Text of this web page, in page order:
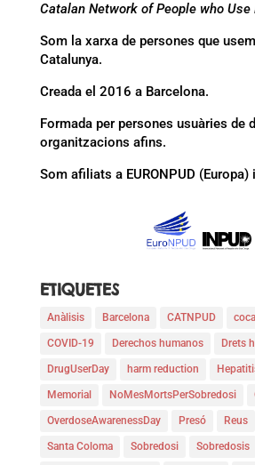
Catalan Network of People who Use
Som la xarxa de persones que
Catalunya.
Creada el 2016 a Barcelona.
Formada per persones usuàries de
organitzacions afins.
Som afiliats a EURONPUD
ETIQUETES
Anàlisis Barcelona CATNPUD
COVID-19 Derechos humanos Drets
DrugUserDay harm reduction
Memorial NoMesMortsPerSobredosi
OverdoseAwarenessDay Presó Reus
Santa Coloma Sobredosi Sobredosis